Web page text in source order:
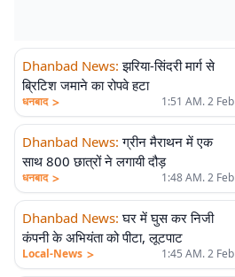
Dhanbad News: झरिया-सिंदरी मार्ग से
ब्रिटिश जमाने का रोपवे हटा
धनबाद > 1:51 AM. 2 Feb
Dhanbad News: ग्रीन मैराथन में एक
साथ 800 छात्रों ने लगायी दौड़
धनबाद > 1:48 AM. 2 Feb
Dhanbad News: घर में घुस कर निजी
कंपनी के अभियंता को पीटा, लूटपाट
Local-News > 1:45 AM. 2 Feb